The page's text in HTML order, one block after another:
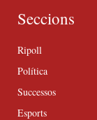
Seccions
Ripoll
Política
Successos
Esports